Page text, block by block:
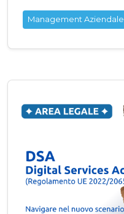
Management Aziendale